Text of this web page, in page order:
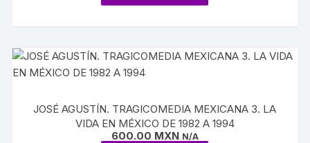
JOSÉ AGUSTÍN. TRAGICOMEDIA MEXICANA 3. LA
VIDA EN MÉXICO DE 1982 A 1994
600.00 MXN N/A